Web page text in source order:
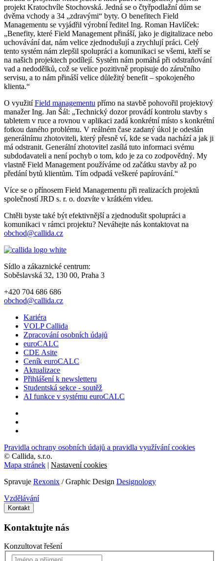
projekt Kratochvíle Stochovská. Jedná se o čtyřpodlažní dům se
dvěma vchody a 34 „zdravými“ byty. O benefitech Field
Managementu se vyjádřil výrobní ředitel Ing. Roman Havlíček:
„Benefity, které Field Management přináší, jako je digitalizace nebo
uchovávání dat, nám velice zjednodušují a zrychlují práci. Celý
tento systém nám zlepšil spolupráci a komunikaci se všemi, kteří se
na našich projektech podílejí. Systém nám pomáhá při odstraňování
vad a nedodělků, což se velice pozitivně propisuje do záručního
servisu, a to nám přináší velice důležitý benefit – spokojeného
klienta.“
O využitíField managementu přímo na stavbě pohovořil projektový
manažer Ing. Jan Šál: „Technický dozor provádí kontrolu stavby s
tabletem v ruce a rovnou v aplikaci zadá konkrétní místo s konkrétní
fotkou daného problému. V reálném čase zadaný úkol je odeslán
generálnímu zhotoviteli, který přesně ví, kde se vada nachází a jak ji
má odstranit. Generální zhotovitel zasílá tuto informaci svému
subdodavateli a není pochyb o tom, kdo je za co zodpovědný. My
vlastně Field Management používáme od začátku stavby až po
předání bytů klientům. Tím odpadá veškeré papírování.“
Více se o přínosem Field Managementu při realizacích projektů
společností JRD s. r. o. dozvíte v krátkém videu.
Chtěli byste také být efektivnější a zjednodušit spolupráci a
komunikaci v rámci projektu? Neváhejte nás kontaktovat na
obchod@callida.cz
Sídlo a zákaznické centrum:
Soběslavská 32, 130 00, Praha 3
+420 704 686 686
obchod@callida.cz
Kariéra
VOLP Callida
Zpracování osobních údajů
euroCALC
CDE Asite
Ceník euroCALC
Aktualizace
Přihlášení k newsletteru
Studentská sekce - soutěž
AI funkce v systému euroCALC
Pravidla ochrany osobních údajů a pravidla využívání cookies
© Callida, s.r.o.
Mapa stránek | Nastavení cookies
Spravuje Rexonix / Graphic Design Designology
Vzdělávání
Kontakt
Kontaktujte nás
Konzultovat řešení